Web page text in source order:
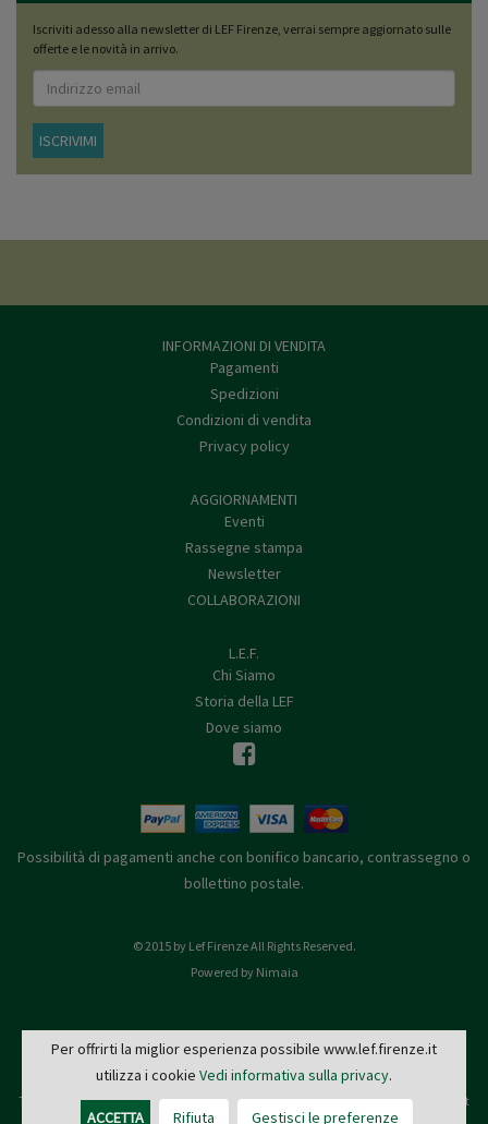
Iscriviti adesso alla newsletter di LEF Firenze, verrai sempre aggiornato sulle
offerte e le novità in arrivo.
ISCRIVIMI
INFORMAZIONI DI VENDITA
Pagamenti
Spedizioni
Condizioni di vendita
Privacy policy
AGGIORNAMENTI
Eventi
Rassegne stampa
Newsletter
COLLABORAZIONI
L.E.F.
Chi Siamo
Storia della LEF
Dove siamo
Possibilità di pagamenti anche con bonifico bancario, contrassegno o
bollettino postale.
© 2015 by Lef Firenze All Rights Reserved.
Powered by Nimaia
L.E.F. - Via de' Pucci, 4 - 50122 Firenze
Tel: 055 579921 - Fax: 055 2399342 - C.F. e P.IVA 03745190482 -editrice@lef.firenze.it
Per offrirti la miglior esperienza possibile www.lef.firenze.it
utilizza i cookie Vedi informativa sulla privacy.
ACCETTA Rifiuta Gestisci le preferenze